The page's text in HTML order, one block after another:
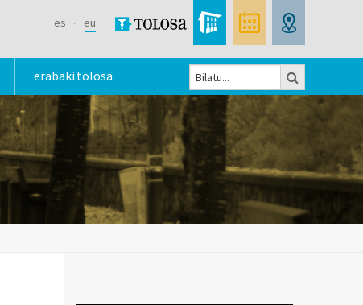
es eu
erabaki.tolosa
Bilaketa
formularioa